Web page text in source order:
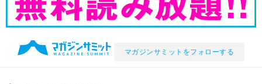
マガジンサミットをフォローする